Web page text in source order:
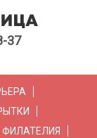
37
ФИЛАТЕЛИЯ